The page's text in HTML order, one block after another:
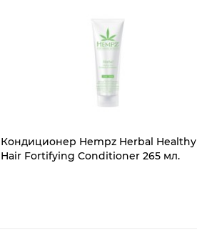
Кондиционер Hempz Herbal Healthy
Hair Fortifying Conditioner 265 мл.